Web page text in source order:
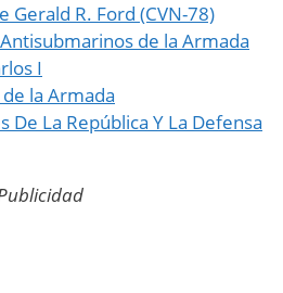
Gerald R. Ford (CVN-78)
de la Armada
I
la Armada
De La República Y La Defensa